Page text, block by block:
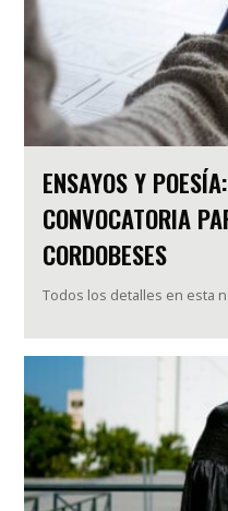
ENSAYOS Y
CONVOCATORIA
CORDOBESES
Todos los detalles en esta